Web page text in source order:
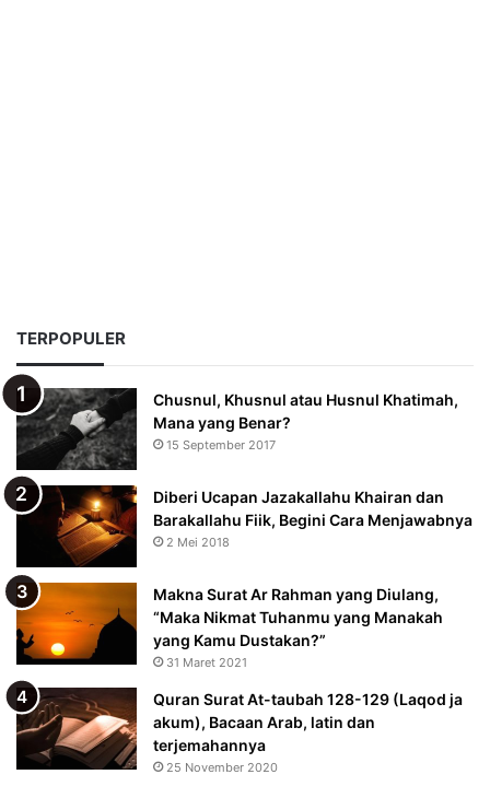
TERPOPULER
Chusnul, Khusnul atau Husnul Khatimah,
Mana yang Benar?
15 September 2017
Diberi Ucapan Jazakallahu Khairan dan
Barakallahu Fiik, Begini Cara Menjawabnya
2 Mei 2018
Makna Surat Ar Rahman yang Diulang,
“Maka Nikmat Tuhanmu yang Manakah
yang Kamu Dustakan?”
31 Maret 2021
Quran Surat At-taubah 128-129 (Laqod ja
akum), Bacaan Arab, latin dan
terjemahannya
25 November 2020